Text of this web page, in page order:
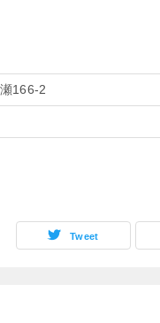
166-2
Tweet